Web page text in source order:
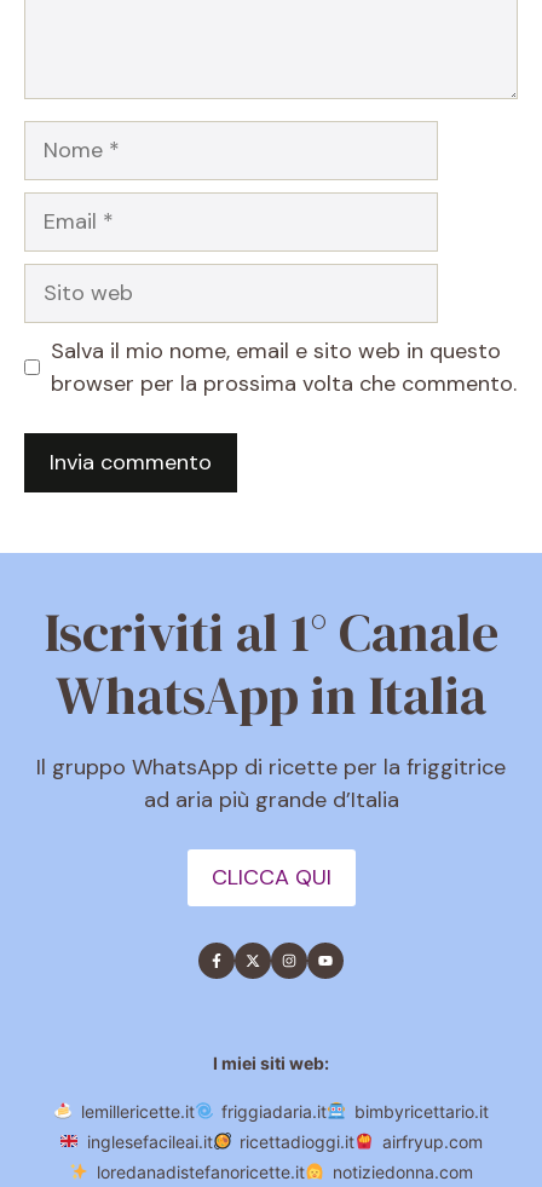
Sito
Salva il mio nome, email e sito web in questo
browser per la prossima volta che commento.
Iscriviti al 1° Canale
WhatsApp in Italia
Il gruppo WhatsApp di ricette per la friggitrice
ad aria più grande d’Italia
CLICCA QUI
I miei siti web:
lemillericette.it friggiadaria.it
bimbyricettario.it
inglesefacileai.it
ricettadioggi.it
airfryup.com
loredanadistefanoricette.it
notiziedonna.com